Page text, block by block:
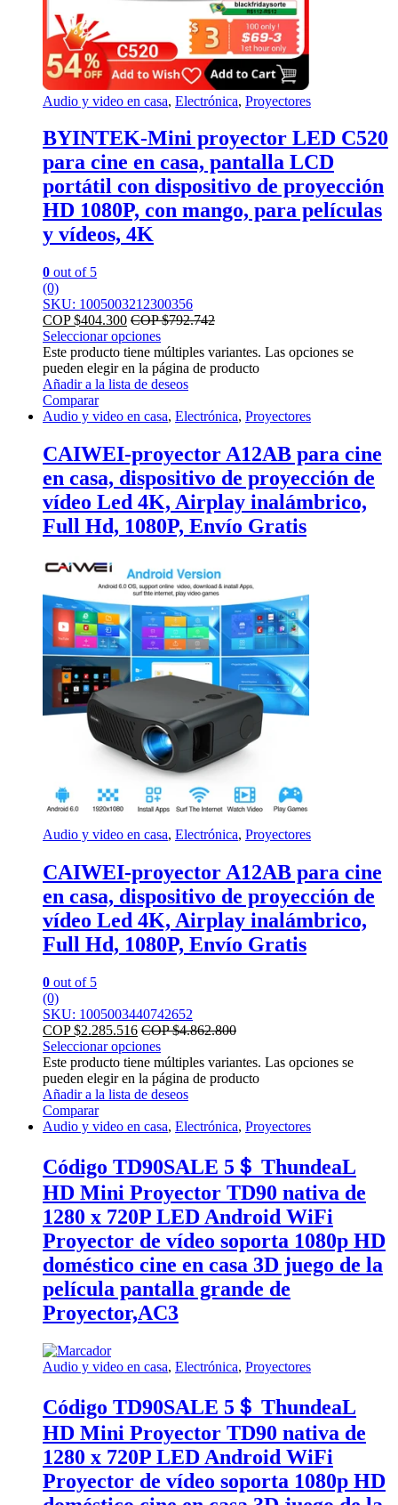
Audio y video en casa, Electrónica, Proyectores
BYINTEK-Mini proyector LED C520
para cine en casa, pantalla LCD
portátil con dispositivo de proyección
HD 1080P, con mango, para películas
y vídeos, 4K
0 out of 5
(0)
SKU: 1005003212300356
COP $404.300 COP $792.742
Seleccionar opciones
Este producto tiene múltiples variantes. Las opciones se
pueden elegir en la página de producto
Añadir a la lista de deseos
Comparar
Audio y video en casa, Electrónica, Proyectores
CAIWEI-proyector A12AB para cine
en casa, dispositivo de proyección de
vídeo Led 4K, Airplay inalámbrico,
Full Hd, 1080P, Envío Gratis
Audio y video en casa, Electrónica, Proyectores
CAIWEI-proyector A12AB para cine
en casa, dispositivo de proyección de
vídeo Led 4K, Airplay inalámbrico,
Full Hd, 1080P, Envío Gratis
0 out of 5
(0)
SKU: 1005003440742652
COP $2.285.516 COP $4.862.800
Seleccionar opciones
Este producto tiene múltiples variantes. Las opciones se
pueden elegir en la página de producto
Añadir a la lista de deseos
Comparar
Audio y video en casa, Electrónica, Proyectores
Código TD90SALE 5＄ ThundeaL
HD Mini Proyector TD90 nativa de
1280 x 720P LED Android WiFi
Proyector de vídeo soporta 1080p HD
doméstico cine en casa 3D juego de la
película pantalla grande de
Proyector,AC3
Audio y video en casa, Electrónica, Proyectores
Código TD90SALE 5＄ ThundeaL
HD Mini Proyector TD90 nativa de
1280 x 720P LED Android WiFi
Proyector de vídeo soporta 1080p HD